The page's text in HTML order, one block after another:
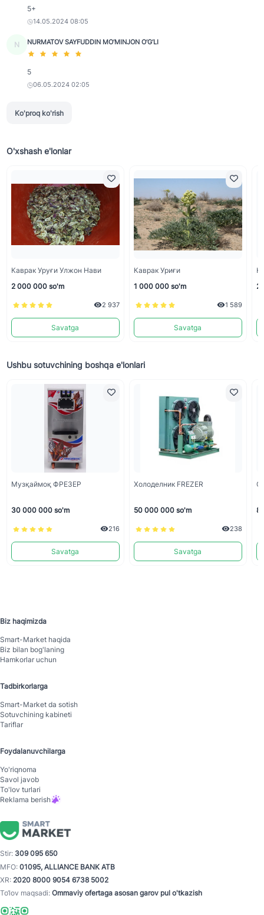
5+
14.05.2024 08:05
N NURMATOV SAYFUDDIN MO‘MINJON O‘G‘LI
5
06.05.2024 02:05
Ko'proq ko'rish
O'xshash e'lonlar
Каврак Уруғи Улжон Нави
2 000 000 so'm
2 937
Savatga
Каврак Уриғи
1 000 000 so'm
1 589
Savatga
2
Ushbu sotuvchining boshqa e'lonlari
Музқаймоқ ФРЕЗЕР
30 000 000 so'm
216
Savatga
Холоделник FREZER
50 000 000 so'm
238
Savatga
8
Biz haqimizda
Smart-Mаrket haqida
Biz bilan bog'laning
Hamkorlar uchun
Tadbirkorlarga
Smart-Mаrket da sotish
Sotuvchining kabineti
Tariflar
Foydalanuvchilarga
Yo'riqnoma
Savol javob
To'lov turlari
Reklama berish
Stir: 309 095 650
MFO: 01095, ALLIANCE BANK ATB
XR: 2020 8000 9054 6738 5002
To‘lov maqsadi: Ommaviy ofertaga asosan garov pul o'tkazish